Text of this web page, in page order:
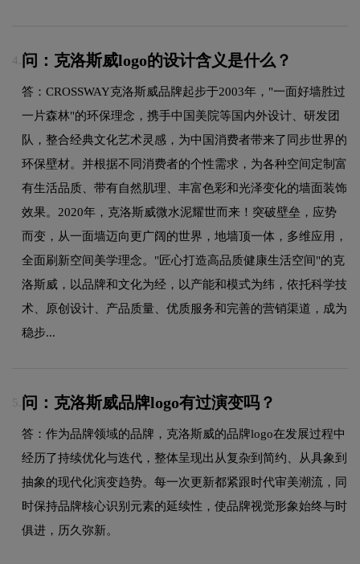
4. 问：克洛斯威logo的设计含义是什么？
答：CROSSWAY克洛斯威品牌起步于2003年，"一面好墙胜过
一片森林"的环保理念，携手中国美院等国内外设计、研发团
队，整合经典文化艺术灵感，为中国消费者带来了同步世界的
环保壁材。并根据不同消费者的个性需求，为各种空间定制富
有生活品质、带有自然肌理、丰富色彩和光泽变化的墙面装饰
效果。2020年，克洛斯威微水泥耀世而来！突破壁垒，应势
而变，从一面墙迈向更广阔的世界，地墙顶一体，多维应用，
全面刷新空间美学理念。"匠心打造高品质健康生活空间"的克
洛斯威，以品牌和文化为经，以产能和模式为纬，依托科学技
术、原创设计、产品质量、优质服务和完善的营销渠道，成为
稳步...
5. 问：克洛斯威品牌logo有过演变吗？
答：作为品牌领域的品牌，克洛斯威的品牌logo在发展过程中
经历了持续优化与迭代，整体呈现出从复杂到简约、从具象到
抽象的现代化演变趋势。每一次更新都紧跟时代审美潮流，同
时保持品牌核心识别元素的延续性，使品牌视觉形象始终与时
俱进，历久弥新。